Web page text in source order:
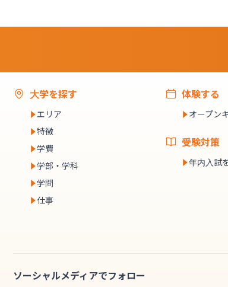
大学を探す
エリア
特徴
学費
学部・学科
学問
仕事
体験する
オープン
受験対策
年内入試
ソーシャルメディアでフォロー